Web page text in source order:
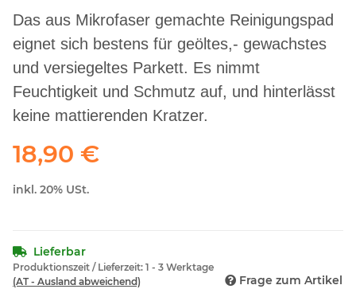
Das aus Mikrofaser gemachte Reinigungspad
eignet sich bestens für geöltes,- gewachstes
und versiegeltes Parkett. Es nimmt
Feuchtigkeit und Schmutz auf, und hinterlässt
keine mattierenden Kratzer.
18,90 €
inkl. 20% USt.
Lieferbar
Produktionszeit / Lieferzeit: 1 - 3 Werktage
(AT - Ausland abweichend)
Frage zum Artikel